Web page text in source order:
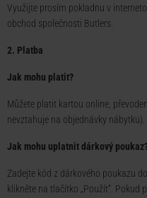
Využijte prosím pokladnu v
obchod společnosti Butlers.
2. Platba
Jak mohu platit?
Můžete platit kartou online,
nevztahuje na objednávky nábytku).
Jak mohu uplatnit dárkový
Zadejte kód z dárkového poukazu
klikněte na tlačítko „Použít“. Pokud